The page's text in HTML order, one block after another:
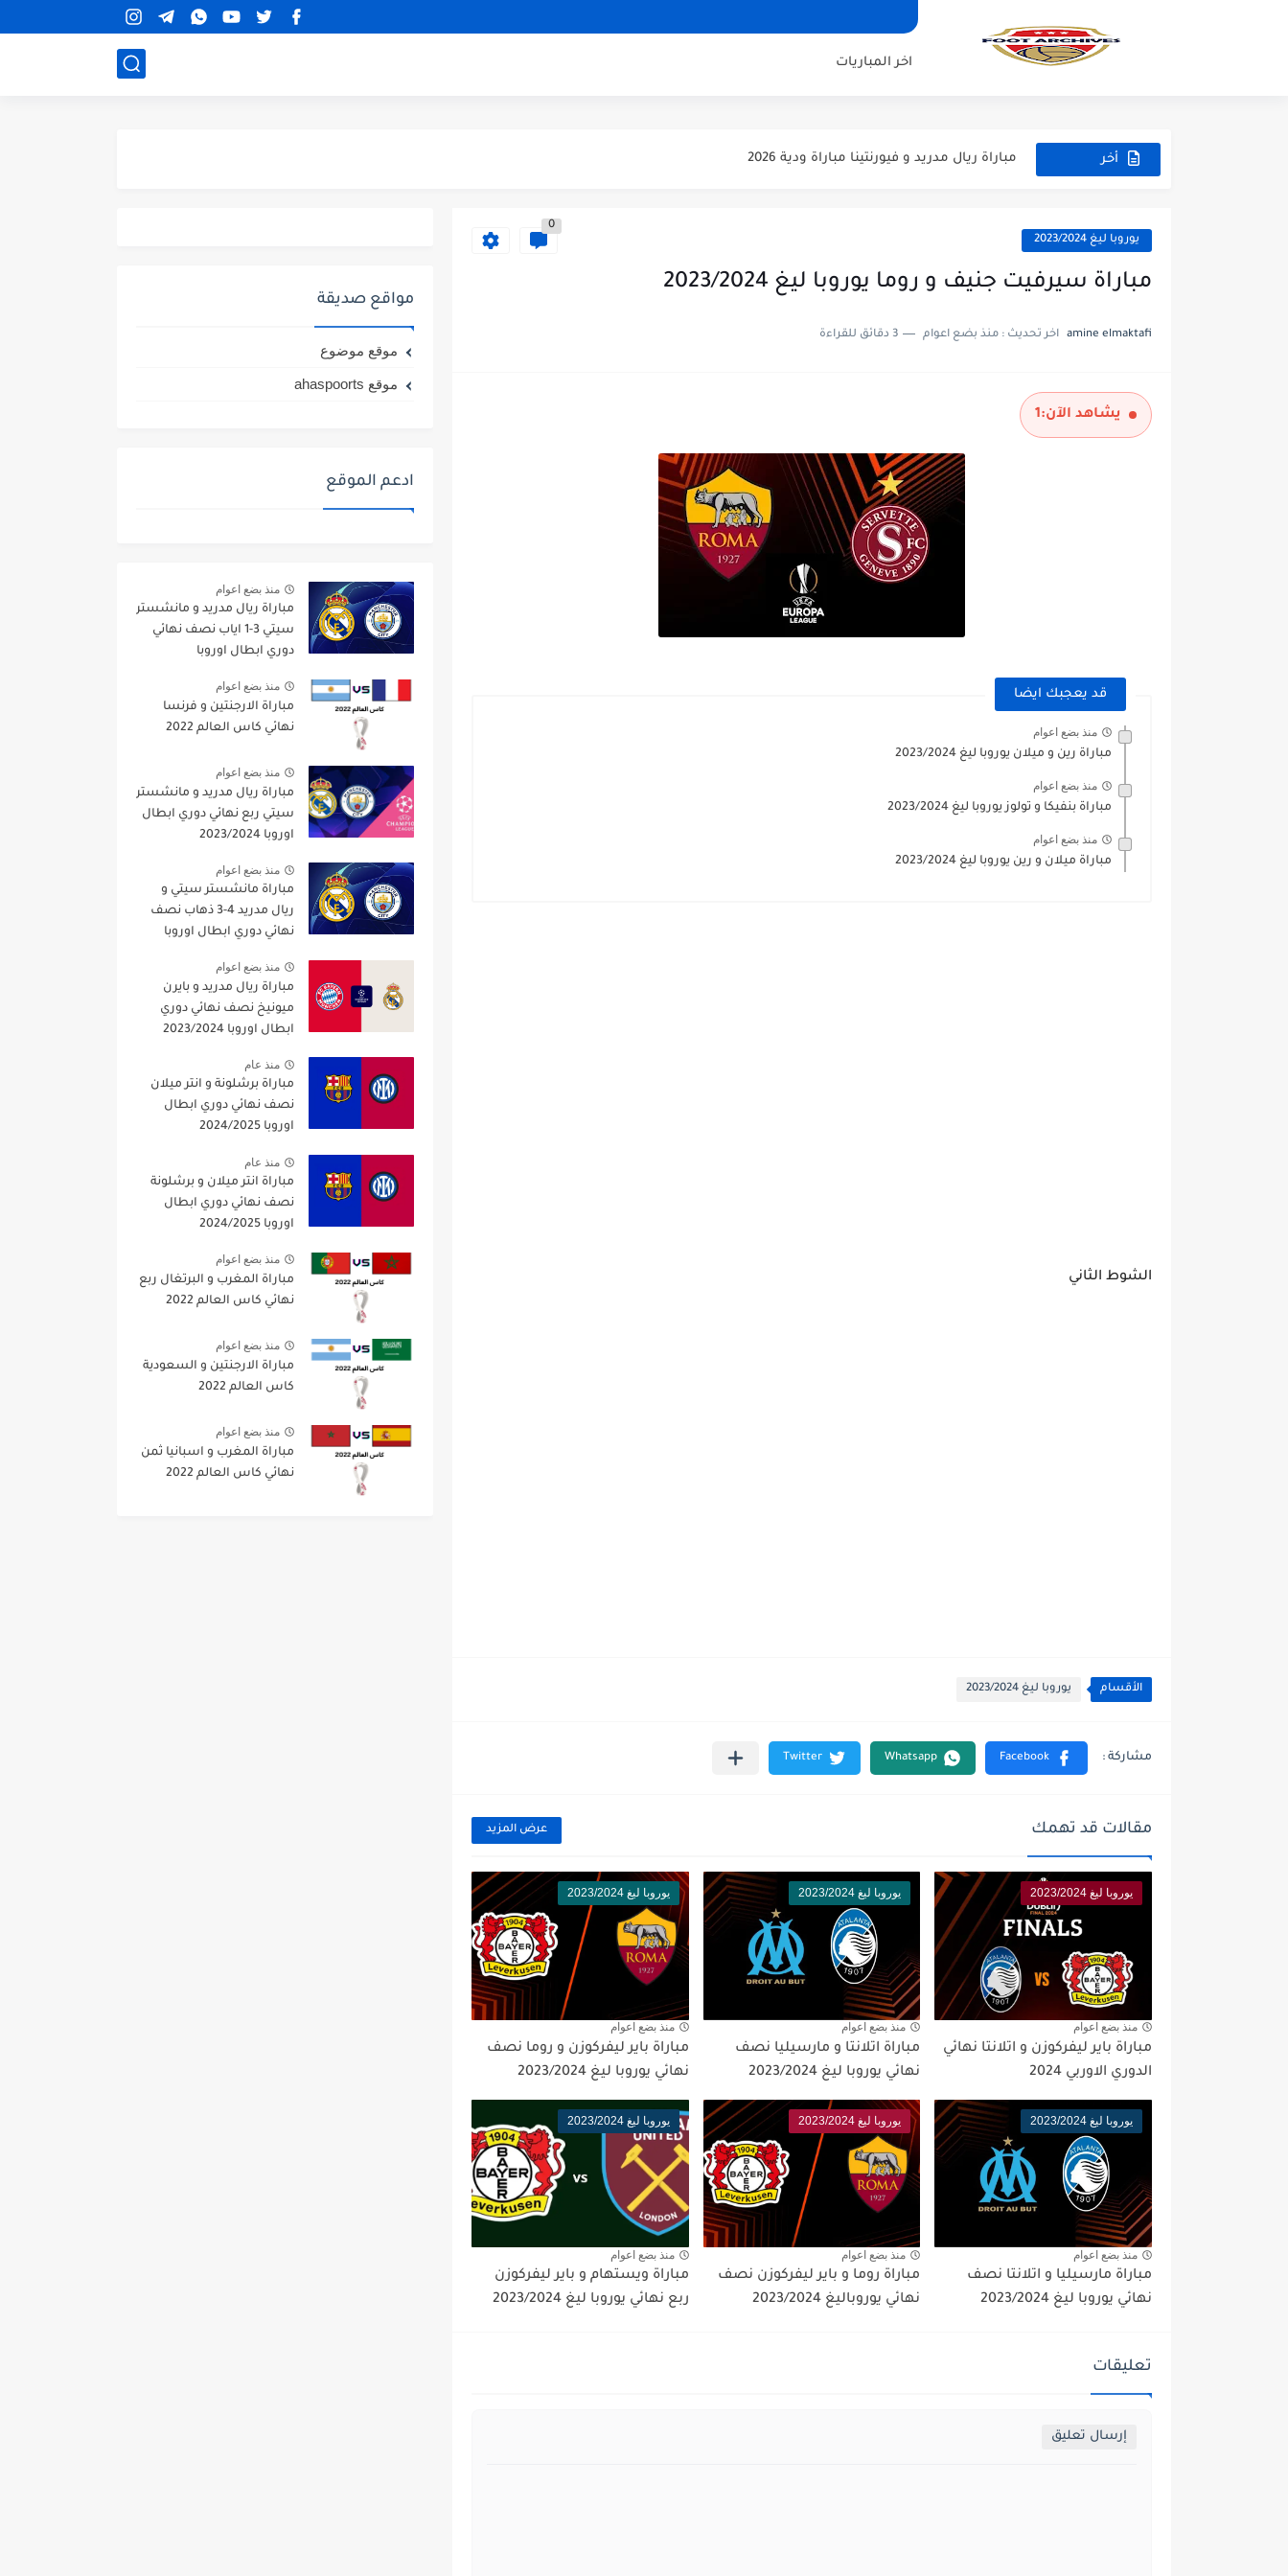
اخر المباريات
أخر مباراة ريال مدريد و فيورنتينا مباراة ودية 2026
مباراة تشيلسي و ويسترن سيدني مباراة ودية 2026
يوروبا ليغ 2023/2024
0
مباراة سيرفيت جنيف و روما يوروبا ليغ 2023/2024
amine elmaktafi اخر تحديث : منذ بضع اعوام 3 دقائق للقراءة
يشاهد الآن:1
قد يعجبك ايضا
منذ بضع اعوام
مباراة رين و ميلان يوروبا ليغ 2023/2024
منذ بضع اعوام
مباراة بنفيكا و تولوز يوروبا ليغ 2023/2024
منذ بضع اعوام
مباراة ميلان و رين يوروبا ليغ 2023/2024
الشوط الثاني
الأقسام يوروبا ليغ 2023/2024
مقالات قد تهمك عرض المزيد
يوروبا ليغ 2023/2024
منذ بضع اعوام
مباراة باير ليفركوزن و اتلانتا نهائي
الدوري الاوربي 2024
يوروبا ليغ 2023/2024
منذ بضع اعوام
مباراة اتلانتا و مارسيليا نصف
نهائي يوروبا ليغ 2023/2024
يوروبا ليغ 2023/2024
منذ بضع اعوام
مباراة باير ليفركوزن و روما نصف
نهائي يوروبا ليغ 2023/2024
يوروبا ليغ 2023/2024
منذ بضع اعوام
مباراة مارسيليا و اتلانتا نصف
نهائي يوروبا ليغ 2023/2024
يوروبا ليغ 2023/2024
منذ بضع اعوام
مباراة روما و باير ليفركوزن نصف
نهائي يوروباليغ 2023/2024
يوروبا ليغ 2023/2024
منذ بضع اعوام
مباراة ويستهام و باير ليفركوزن
ربع نهائي يوروبا ليغ 2023/2024
تعليقات
إرسال تعليق
مواقع صديقة
موقع موضوع
موقع ahaspoorts
ادعم الموقع
منذ بضع اعوام
مباراة ريال مدريد و مانشستر
سيتي 3-1 اياب نصف نهائي
دوري ابطال اوروبا
منذ بضع اعوام
مباراة الارجنتين و فرنسا
نهائي كاس العالم 2022
منذ بضع اعوام
مباراة ريال مدريد و مانشستر
سيتي ربع نهائي دوري ابطال
اوروبا 2023/2024
منذ بضع اعوام
مباراة مانشستر سيتي و
ريال مدريد 4-3 ذهاب نصف
نهائي دوري ابطال اوروبا
منذ بضع اعوام
مباراة ريال مدريد و بايرن
ميونيخ نصف نهائي دوري
ابطال اوروبا 2023/2024
منذ عام
مباراة برشلونة و انتر ميلان
نصف نهائي دوري ابطال
اوروبا 2024/2025
منذ عام
مباراة انتر ميلان و برشلونة
نصف نهائي دوري ابطال
اوروبا 2024/2025
منذ بضع اعوام
مباراة المغرب و البرتغال ربع
نهائي كاس العالم 2022
منذ بضع اعوام
مباراة الارجنتين و السعودية
كاس العالم 2022
منذ بضع اعوام
مباراة المغرب و اسبانيا ثمن
نهائي كاس العالم 2022